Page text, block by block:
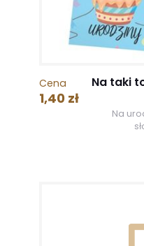
Cena
1,40 zł
Na taki
Na